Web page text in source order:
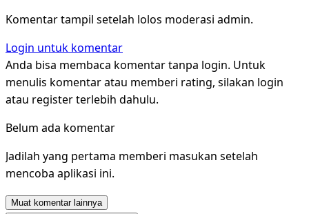
Komentar tampil setelah lolos moderasi admin.
Login untuk komentar
Anda bisa membaca komentar tanpa login. Untuk
menulis komentar atau memberi rating, silakan login
atau register terlebih dahulu.
Belum ada komentar
Jadilah yang pertama memberi masukan setelah
mencoba aplikasi ini.
Muat komentar lainnya